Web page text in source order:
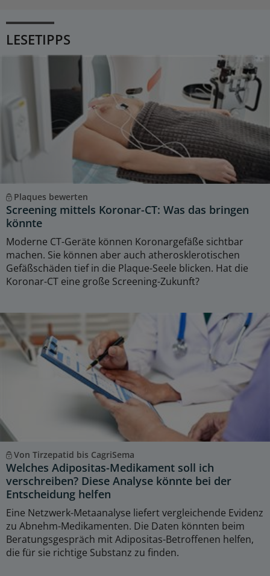
LESETIPPS
Plaques bewerten
Screening mittels Koronar-CT: Was das bringen
könnte
Moderne CT-Geräte können Koronargefäße sichtbar
machen. Sie können aber auch atherosklerotischen
Gefäßschäden tief in die Plaque-Seele blicken. Hat die
Koronar-CT eine große Screening-Zukunft?
Von Tirzepatid bis CagriSema
Welches Adipositas-Medikament soll ich
verschreiben? Diese Analyse könnte bei der
Entscheidung helfen
Eine Netzwerk-Metaanalyse liefert vergleichende Evidenz
zu Abnehm-Medikamenten. Die Daten könnten beim
Beratungsgespräch mit Adipositas-Betroffenen helfen,
die für sie richtige Substanz zu finden.